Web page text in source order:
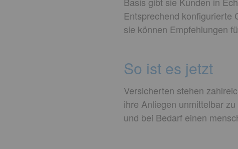
Entsprechend konfigurierte
sie können Empfehlungen
So ist es jetzt
Versicherten stehen
ihre Anliegen unmittelbar
und bei Bedarf einen